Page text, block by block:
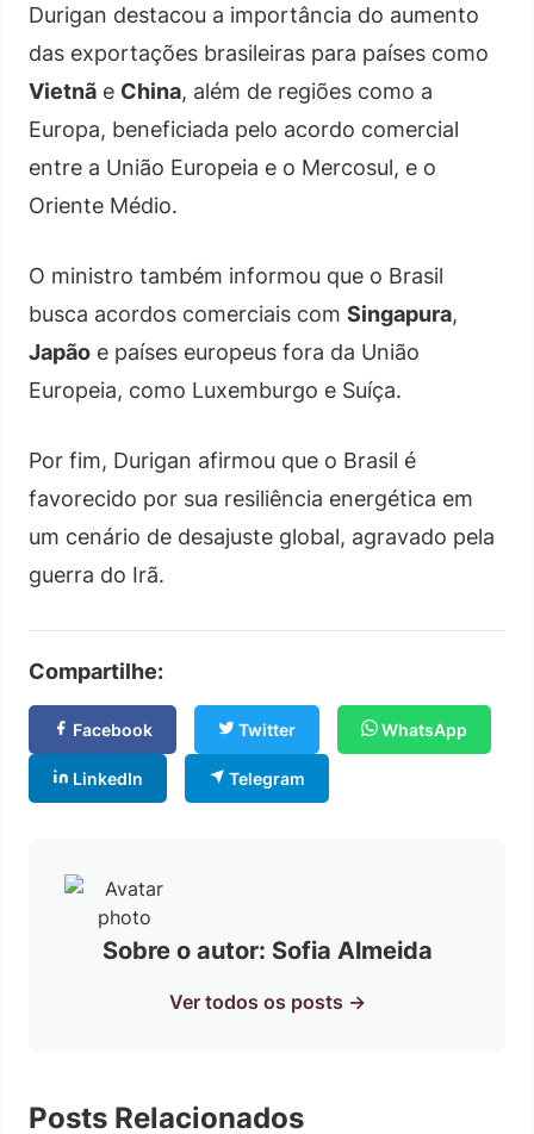
Durigan destacou a importância do aumento
das exportações brasileiras para países como
Vietnã e China, além de regiões como a
Europa, beneficiada pelo acordo comercial
entre a União Europeia e o Mercosul, e o
Oriente Médio.
O ministro também informou que o Brasil
busca acordos comerciais com Singapura,
Japão e países europeus fora da União
Europeia, como Luxemburgo e Suíça.
Por fim, Durigan afirmou que o Brasil é
favorecido por sua resiliência energética em
um cenário de desajuste global, agravado pela
guerra do Irã.
Compartilhe:
Facebook Twitter WhatsApp
LinkedIn Telegram
Sobre o autor: Sofia Almeida
Ver todos os posts →
Posts Relacionados